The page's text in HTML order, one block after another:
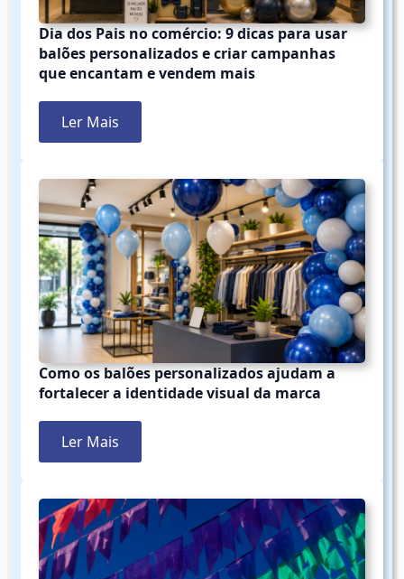
Dia dos Pais no comércio: 9 dicas para usar
balões personalizados e criar campanhas
que encantam e vendem mais
Ler Mais
Como os balões personalizados ajudam a
fortalecer a identidade visual da marca
Ler Mais